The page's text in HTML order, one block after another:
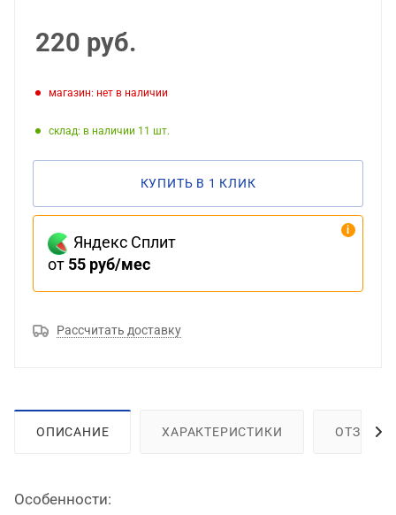
220 руб.
Магазин: нет в наличии
Склад: в наличии 11
КУПИТЬ В 1 КЛИК
Яндекс Сплит
от 55 руб/мес
Рассчитать доставку
ОПИСАНИЕ ХАРАКТЕРИСТИКИ ОТЗЫВЫ
Особенности: